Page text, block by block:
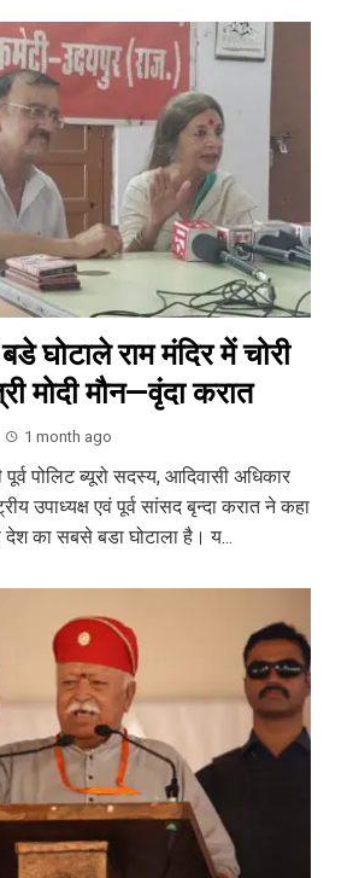
घोटाले राम मंदिर में चोरी
मोदी मौन—वृंदा करात
1 month ago
पोलिट ब्यूरो सदस्य, आदिवासी अधिकार
उपाध्यक्ष एवं पूर्व सांसद बृन्दा करात ने कहा
देश का सबसे बडा घोटाला है। य...